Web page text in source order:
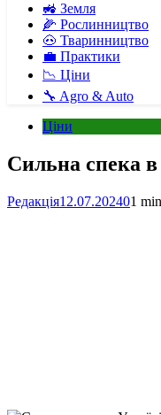
🚜 Земля
🌽 Рослинництво
🐽 Тваринництво
💼 Практики
📉 Ціни
🔧 Agro & Auto
Ціни
Сильна спека в
Редакція12.07.202401
Link
Print